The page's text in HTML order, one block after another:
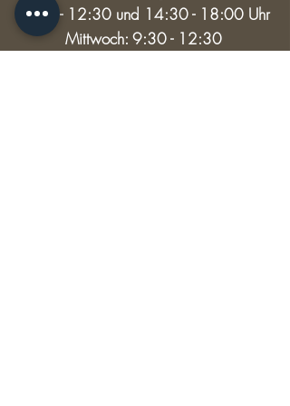
9:30 - 12:30 und 14:30 - 18:00 Uhr
Mittwoch: 9:30 - 12:30